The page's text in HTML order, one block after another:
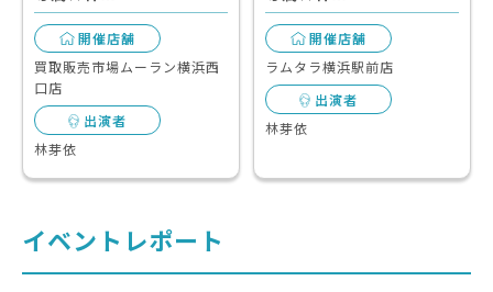
開催店舗
買取販売市場ムーラン横浜西
口店
出演者
林芽依
開催店舗
ラムタラ横浜駅前店
出演者
林芽依
イベントレポート